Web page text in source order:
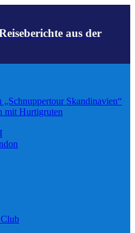
aus der
„Schnuppertour Skandinavien“
mit Hurtigruten